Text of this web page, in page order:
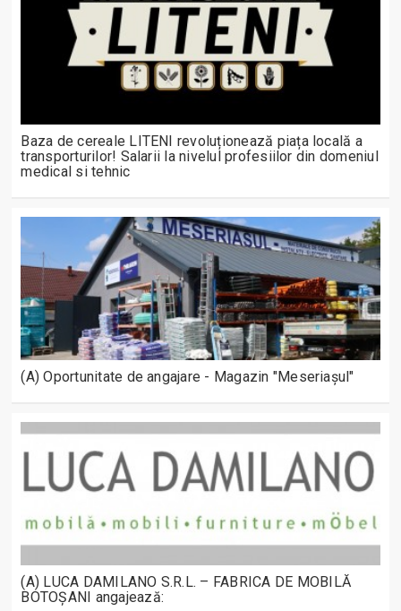
Baza de cereale LITENI revoluționează piața locală a
transporturilor! Salarii la nivelul profesiilor din domeniul
medical si tehnic
(A) Oportunitate de angajare - Magazin "Meseriașul"
(A) LUCA DAMILANO S.R.L. – FABRICA DE MOBILĂ
BOTOȘANI angajează: